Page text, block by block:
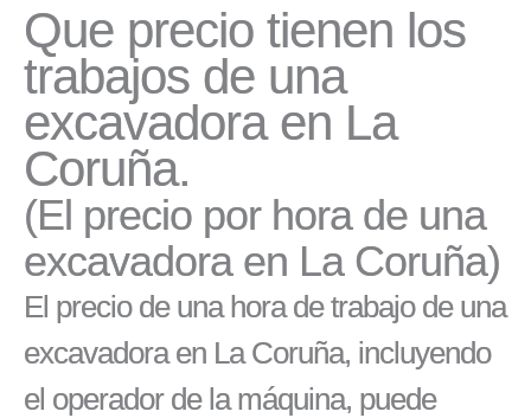
Que precio tienen los
trabajos de una
excavadora en La
Coruña.
(El precio por hora de una
excavadora en La Coruña)
El precio de una hora de trabajo de una
excavadora en La Coruña, incluyendo
el operador de la máquina, puede